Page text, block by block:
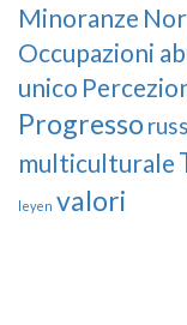
Minoranze
Occupazioni
unico
Progresso
multiculturale
leyen valori